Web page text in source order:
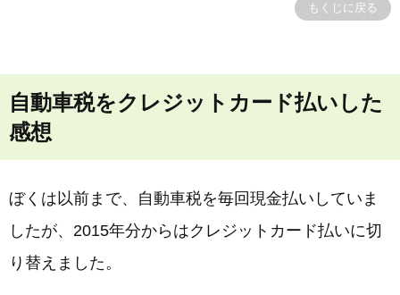
もくじに戻る
自動車税をクレジットカード払いした
感想
ぼくは以前まで、自動車税を毎回現金払いしていま
したが、2015年分からはクレジットカード払いに切
り替えました。